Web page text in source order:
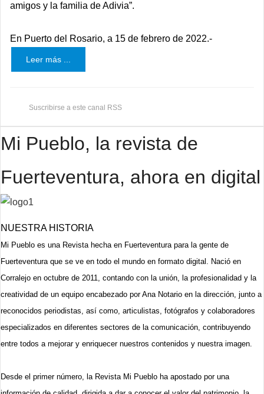
amigos y la familia de Adivia”.
En Puerto del Rosario, a 15 de febrero de 2022.-
Leer más ...
Suscribirse a este canal RSS
Mi Pueblo, la revista de
Fuerteventura, ahora en digital
NUESTRA HISTORIA
Mi Pueblo es una Revista hecha en Fuerteventura para la gente de
Fuerteventura que se ve en todo el mundo en formato digital. Nació en
Corralejo en octubre de 2011, contando con la unión, la profesionalidad y la
creatividad de un equipo encabezado por Ana Notario en la dirección, junto a
reconocidos periodistas, así como, articulistas, fotógrafos y colaboradores
especializados en diferentes sectores de la comunicación, contribuyendo
entre todos a mejorar y enriquecer nuestros contenidos y nuestra imagen.
Desde el primer número, la Revista Mi Pueblo ha apostado por una